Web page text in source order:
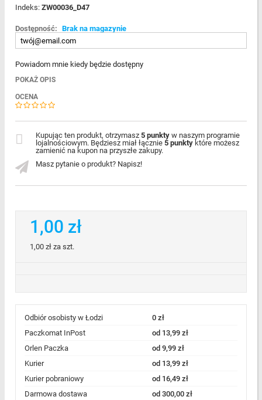
Indeks: ZW00036_D47
Dostępność: Brak na magazynie
Powiadom mnie kiedy będzie dostępny
POKAŻ OPIS
OCENA
Masz pytanie o produkt? Napisz!
Kupując ten produkt, otrzymasz 5 punkty w naszym programie
lojalnościowym. Będziesz miał łącznie 5 punkty które możesz
zamienić na kupon na przyszłe zakupy.
1,00 zł
1,00 złza szt.
Odbiór osobisty w Łodzi
0 zł
Paczkomat InPost
od 13,99 zł
Orlen Paczka
od 9,99 zł
Kurier
od 13,99 zł
Kurier pobraniowy
od 16,49 zł
Darmowa dostawa
od 300,00 zł